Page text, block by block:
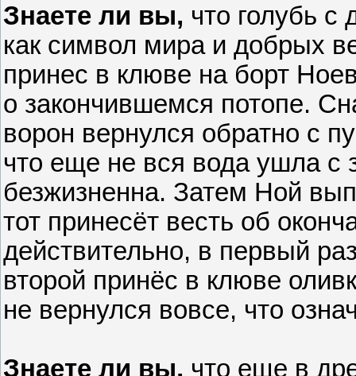
Знаете ли вы, что голубь с
как символ мира и добрых
принес в клюве на борт
о закончившемся потопе.
ворон вернулся обратно с
что еще не вся вода ушла с
безжизненна. Затем Ной
тот принесёт весть об
действительно, в первый
второй принёс в клюве
не вернулся вовсе, что
Знаете ли вы, что еще в